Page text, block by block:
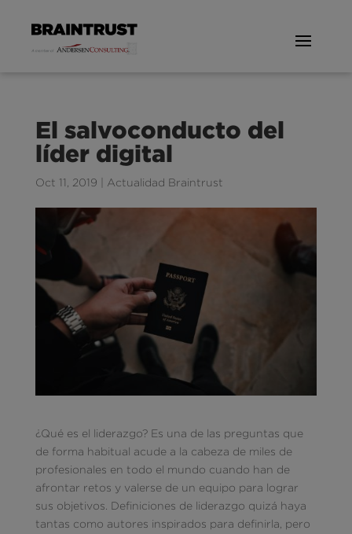
El salvoconducto del
líder digital
Oct 11, 2019 Actualidad Braintrust
¿Qué es el liderazgo? Es una de las preguntas que
de forma habitual acude a la cabeza de miles de
profesionales en todo el mundo cuando han de
afrontar retos y valerse de un equipo para lograr
sus objetivos. Definiciones de liderazgo quizá haya
tantas como autores inspirados para definirla, pero